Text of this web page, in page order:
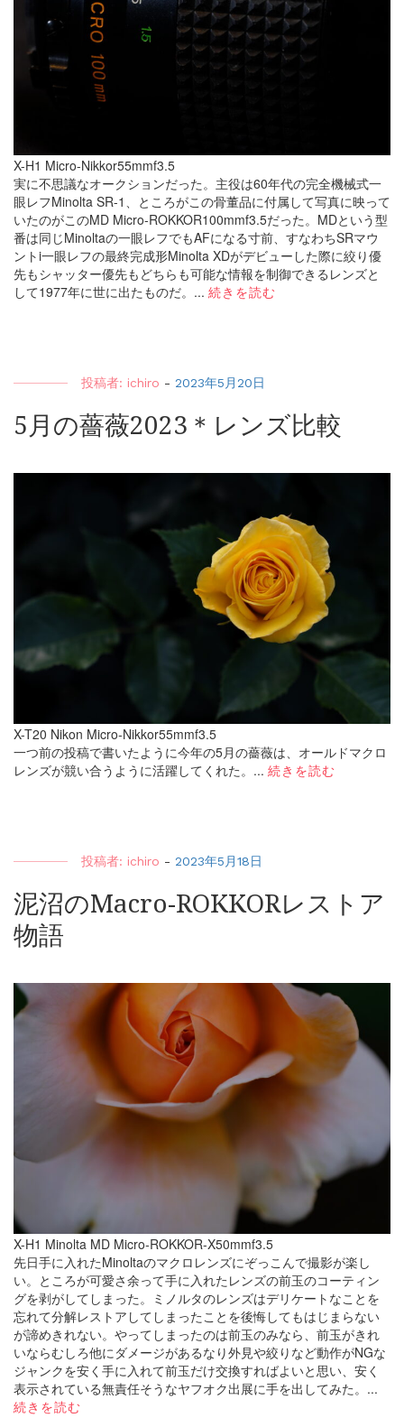
X-H1 Micro-Nikkor55mmf3.5
実に不思議なオークションだった。主役は60年代の完全機械式一
眼レフMinolta SR-1、ところがこの骨董品に付属して写真に映って
いたのがこのMD Micro-ROKKOR100mmf3.5だった。MDという型
番は同じMinoltaの一眼レフでもAFになる寸前、すなわちSRマウ
ントi一眼レフの最終完成形Minolta XDがデビューした際に絞り優
先もシャッター優先もどちらも可能な情報を制御できるレンズと
して1977年に世に出たものだ。... 続きを読む
投稿者: ichiro - 2023年5月20日
5月の薔薇2023＊レンズ比較
X-T20 Nikon Micro-Nikkor55mmf3.5
一つ前の投稿で書いたように今年の5月の薔薇は、オールドマクロ
レンズが競い合うように活躍してくれた。... 続きを読む
投稿者: ichiro - 2023年5月18日
泥沼のMacro-ROKKORレストア
物語
X-H1 Minolta MD Micro-ROKKOR-X50mmf3.5
先日手に入れたMinoltaのマクロレンズにぞっこんで撮影が楽し
い。ところが可愛さ余って手に入れたレンズの前玉のコーティン
グを剥がしてしまった。ミノルタのレンズはデリケートなことを
忘れて分解レストアしてしまったことを後悔してもはじまらない
が諦めきれない。やってしまったのは前玉のみなら、前玉がきれ
いならむしろ他にダメージがあるなり外見や絞りなど動作がNGな
ジャンクを安く手に入れて前玉だけ交換すればよいと思い、安く
表示されている無責任そうなヤフオク出展に手を出してみた。...
続きを読む